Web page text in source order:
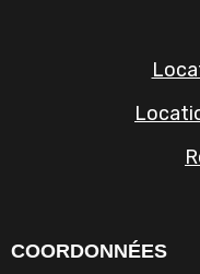
COORDONNÉES